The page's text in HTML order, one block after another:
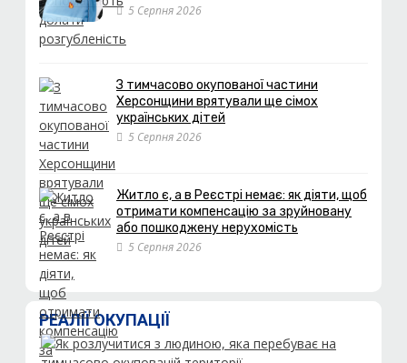
5 Серпня 2026
З тимчасово окупованої частини
Херсонщини врятували ще сімох
українських дітей
5 Серпня 2026
Житло є, а в Реєстрі немає: як діяти, щоб
отримати компенсацію за зруйновану
або пошкоджену нерухомість
5 Серпня 2026
РЕАЛІЇ ОКУПАЦІЇ